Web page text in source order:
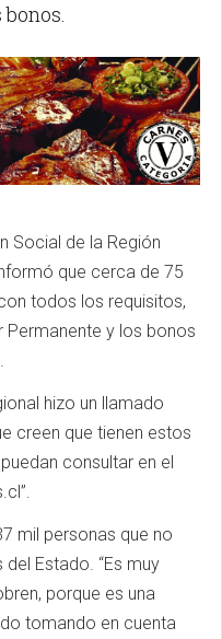
Social de la Región
que cerca de 75
todos los requisitos,
Permanente y los bonos
hizo un llamado
creen que tienen estos
consultar en el
mil personas que no
Estado. “Es muy
porque es una
tomando en cuenta